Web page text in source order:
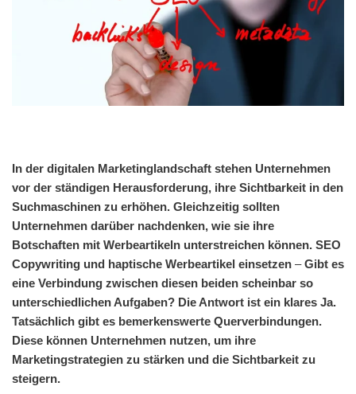
In der digitalen Marketinglandschaft stehen Unternehmen
vor der ständigen Herausforderung, ihre Sichtbarkeit in den
Suchmaschinen zu erhöhen. Gleichzeitig sollten
Unternehmen darüber nachdenken, wie sie ihre
Botschaften mit Werbeartikeln unterstreichen können. SEO
Copywriting und haptische Werbeartikel einsetzen –Gibt es
eine Verbindung zwischen diesen beiden scheinbar so
unterschiedlichen Aufgaben? Die Antwort ist ein klares Ja.
Tatsächlich gibt es bemerkenswerte Querverbindungen.
Diese können Unternehmen nutzen, um ihre
Marketingstrategien zu stärken und die Sichtbarkeit zu
steigern.